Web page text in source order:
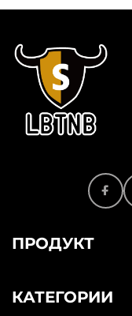
ПРОДУКТ
КАТЕГОРИИ